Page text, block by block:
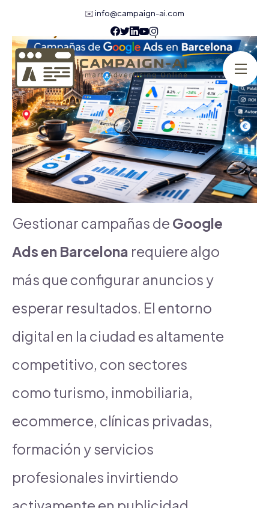
✉️info@campaign-ai.com
Gestionar campañas de Google
Ads en Barcelona requiere algo
más que configurar anuncios y
esperar resultados. El entorno
digital en la ciudad es altamente
competitivo, con sectores
como turismo, inmobiliaria,
ecommerce, clínicas privadas,
formación y servicios
profesionales invirtiendo